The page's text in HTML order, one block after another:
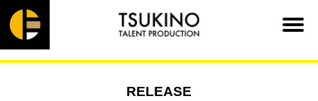
RELEASE